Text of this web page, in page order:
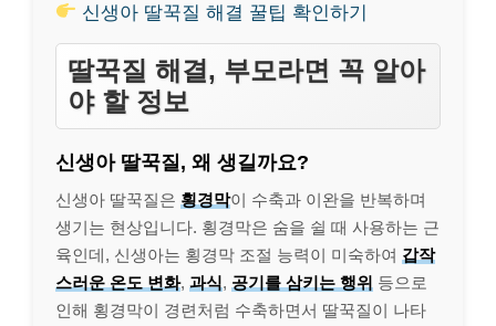
신생아 딸꾹질 해결 꿀팁 확인하기
딸꾹질 해결, 부모라면 꼭 알아
야 할 정보
신생아 딸꾹질, 왜 생길까요?
신생아 딸꾹질은 횡경막이 수축과 이완을 반복하며
생기는 현상입니다. 횡경막은 숨을 쉴 때 사용하는 근
육인데, 신생아는 횡경막 조절 능력이 미숙하여 갑작
스러운 온도 변화, 과식, 공기를 삼키는 행위 등으로
인해 횡경막이 경련처럼 수축하면서 딸꾹질이 나타